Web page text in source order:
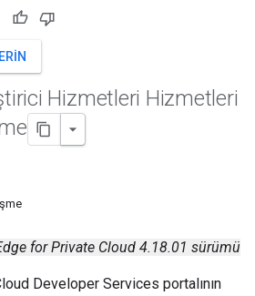
Hizmetleri Hizmetleri
for Private Cloud 4.18.01 sürümü
Developer Services portalının